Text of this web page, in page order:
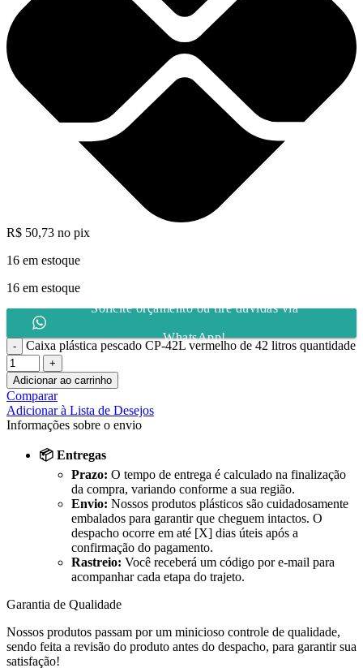
R$ 50,73 no pix
16 em estoque
16 em estoque
Solicite orçamento ou tire dúvidas via
WhatsApp!
Caixa plástica pescado CP-42L vermelho de 42 litros quantidade
Adicionar ao carrinho
Comparar
Adicionar à Lista de Desejos
Informações sobre o envio
📦 Entregas
Prazo: O tempo de entrega é calculado na finalização
da compra, variando conforme a sua região.
Envio: Nossos produtos plásticos são cuidadosamente
embalados para garantir que cheguem intactos. O
despacho ocorre em até [X] dias úteis após a
confirmação do pagamento.
Rastreio: Você receberá um código por e-mail para
acompanhar cada etapa do trajeto.
Garantia de Qualidade
Nossos produtos passam por um minicioso controle de qualidade,
sendo feita a revisão do produto antes do despacho, para garantir sua
satisfação!